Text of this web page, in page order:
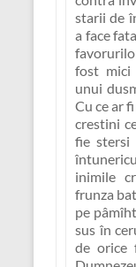
starii de
a face
fost mici
unui
Cu ce ar
crestini
fie stersi
inimile
frunza
pe
sus în
de orice